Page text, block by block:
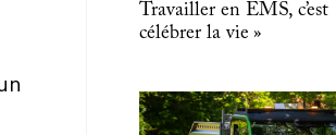
Travailler en EMS, c’est
célébrer la vie »